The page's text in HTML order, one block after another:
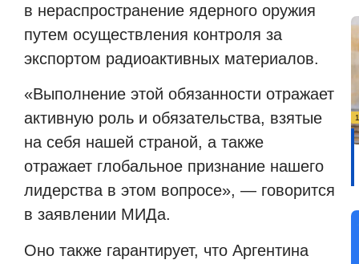
в нераспространение ядерного оружия
путем осуществления контроля за
экспортом радиоактивных материалов.
«Выполнение этой обязанности отражает
активную роль и обязательства, взятые
на себя нашей страной, а также
отражает глобальное признание нашего
лидерства в этом вопросе», — говорится
в заявлении МИДа.
Оно также гарантирует, что Аргентина